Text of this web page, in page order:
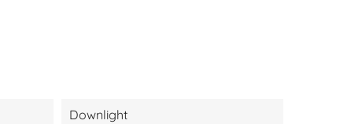
Downlight